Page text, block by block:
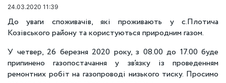
24.03.2020 11:39
До уваги споживачів, які проживають у c.Плотича
Козівського району та користуються природним газом.
У четвер, 26 березня 2020 року, з 08.00 до 17.00 буде
припинено газопостачання у зв’язку із проведенням
ремонтних робіт на газопроводі низького тиску. Просимо